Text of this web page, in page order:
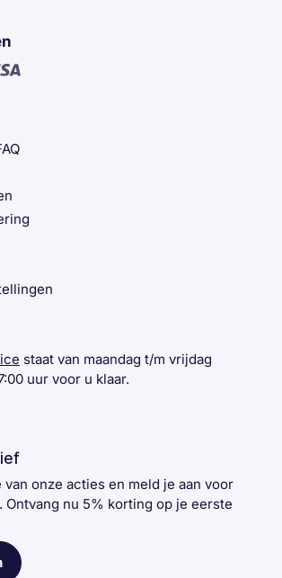
staat van maandag t/m vrijdag
uur voor u klaar.
onze acties en meld je aan voor
nu 5% korting op je eerste